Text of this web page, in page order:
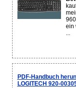
ein
...
PDF-Handbuch
LOGITECH 920-